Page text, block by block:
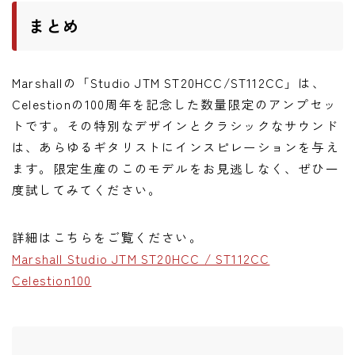
まとめ
Marshallの「Studio JTM ST20HCC/ST112CC」は、
Celestionの100周年を記念した数量限定のアンプセッ
トです。その特別なデザインとクラシックなサウンド
は、あらゆるギタリストにインスピレーションを与え
ます。限定生産のこのモデルをお見逃しなく、ぜひ一
度試してみてください。
詳細はこちらをご覧ください。
Marshall Studio JTM ST20HCC / ST112CC
Celestion100